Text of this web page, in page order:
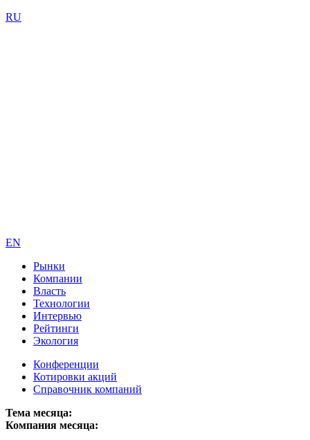
RU
EN
Рынки
Компании
Власть
Технологии
Интервью
Рейтинги
Экология
Конференции
Котировки акций
Справочник компаний
Тема месяца:
Компания месяца: